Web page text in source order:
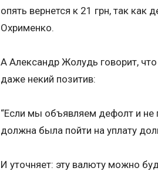
опять вернется к 21 грн, так как
Охрименко.
А Александр Жолудь говорит,
даже некий позитив:
“Если мы объявляем дефолт и не
должна была пойти на уплату
И уточняет: эту валюту можно